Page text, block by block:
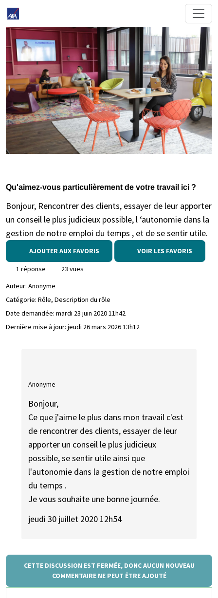
Qu'aimez-vous particulièrement de votre travail ici ?
Bonjour, Rencontrer des clients, essayer de leur apporter
un conseil le plus judicieux possible, l ‘autonomie dans la
gestion de notre emploi du temps , et de se sentir utile.
AJOUTER AUX FAVORIS VOIR LES FAVORIS
1 réponse
23 vues
Auteur: Anonyme
Catégorie: Rôle, Description du rôle
Date demandée: mardi 23 juin 2020 11h42
Dernière mise à jour: jeudi 26 mars 2026 13h12
Anonyme
Bonjour,
Ce que j'aime le plus dans mon travail c'est
de rencontrer des clients, essayer de leur
apporter un conseil le plus judicieux
possible, se sentir utile ainsi que
l'autonomie dans la gestion de notre emploi
du temps .
Je vous souhaite une bonne journée.
jeudi 30 juillet 2020 12h54
CETTE DISCUSSION EST FERMÉE, DONC AUCUN NOUVEAU
COMMENTAIRE NE PEUT ÊTRE AJOUTÉ